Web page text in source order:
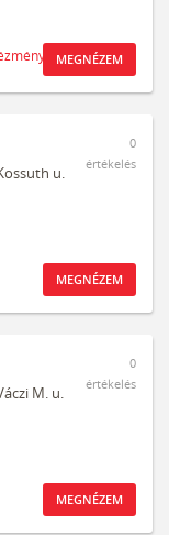
MEGNÉZEM
u.
0
értékelés
MEGNÉZEM
M. u.
0
értékelés
MEGNÉZEM